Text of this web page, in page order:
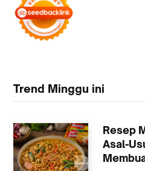
Trend Minggu ini
Resep
Asal-